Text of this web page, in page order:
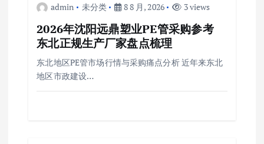
admin 未分类 8 8 月, 2026 3 views
2026年沈阳远鼎塑业PE管采购参考
东北正规生产厂家盘点梳理
东北地区PE管市场行情与采购痛点分析 近年来东北
地区市政建设…